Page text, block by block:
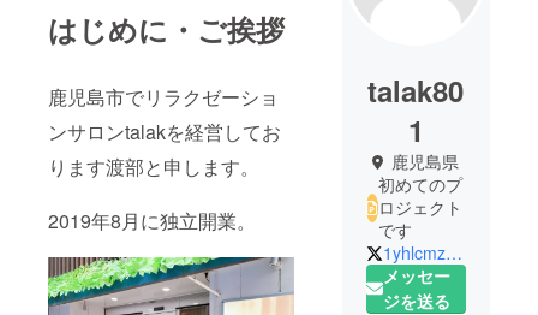
はじめに・ご挨拶
鹿児島市でリラクゼーショ
ンサロンtalakを経営してお
ります渡部と申します。
2019年8月に独立開業。
talak80
1
鹿児島県
初めてのプ
ロジェクト
です
1yhlcmzPgLbCZA8
メッセー
ジを送る